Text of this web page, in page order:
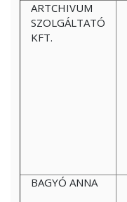
ARTCHIVUM
SZOLGÁLTATÓ
KFT.
BAGYÓ ANNA